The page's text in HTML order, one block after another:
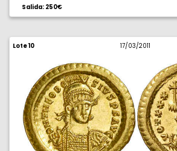
Salida: 250€
Lote 10 17/03/2011